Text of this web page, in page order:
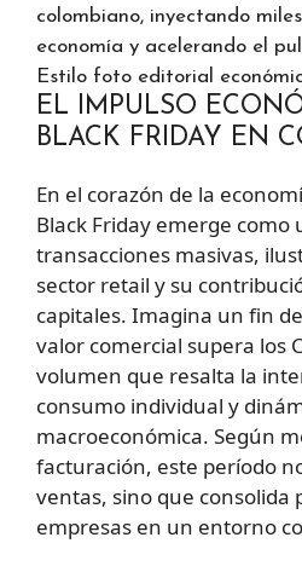
colombiano, inyectando
economía y acelerando el
Estilo foto editorial
EL IMPULSO
BLACK FRIDAY EN
En el corazón de la
Black Friday emerge como
transacciones masivas,
sector retail y su
capitales. Imagina un fin
valor comercial supera los
volumen que resalta la
consumo individual y
macroeconómica. Según
facturación, este período
ventas, sino que consolida
empresas en un entorno